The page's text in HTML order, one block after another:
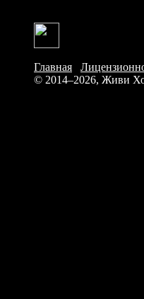
Главная
© 2014–2026, Живи